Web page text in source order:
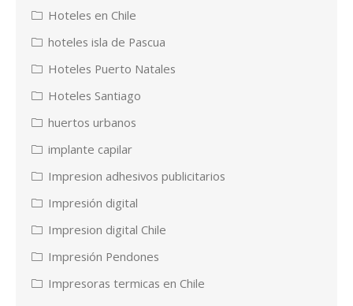
Hoteles en Chile
hoteles isla de Pascua
Hoteles Puerto Natales
Hoteles Santiago
huertos urbanos
implante capilar
Impresion adhesivos publicitarios
Impresión digital
Impresion digital Chile
Impresión Pendones
Impresoras termicas en Chile